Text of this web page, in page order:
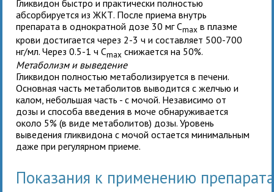
Гликвидон быстро и практически полностью
абсорбируется из ЖКТ. После приема внутрь
препарата в однократной дозе 30 мг Cmax в плазме
крови достигается через 2-3 ч и составляет 500-700
нг/мл. Через 0.5-1 ч Cmax снижается на 50%.
Метаболизм и выведение
Гликвидон полностью метаболизируется в печени.
Основная часть метаболитов выводится с желчью и
калом, небольшая часть - с мочой. Независимо от
дозы и способа введения в моче обнаруживается
около 5% (в виде метаболитов) дозы. Уровень
выведения гликвидона с мочой остается минимальным
даже при регулярном приеме.
Показания к применению